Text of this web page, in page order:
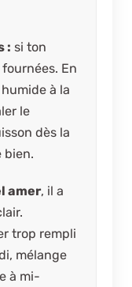
: si ton
En
à la
le
dès la
bien.
amer, il a
trop rempli
mélange
à mi-